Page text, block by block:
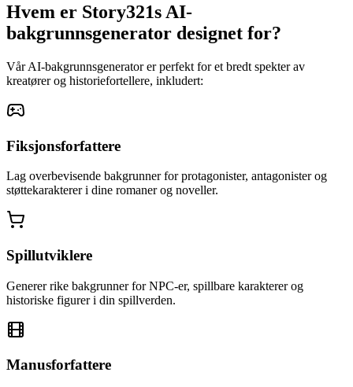
Hvem er Story321s AI-
bakgrunnsgenerator designet for?
Vår AI-bakgrunnsgenerator er perfekt for et bredt spekter av
kreatører og historiefortellere, inkludert:
Fiksjonsforfattere
Lag overbevisende bakgrunner for protagonister, antagonister og
støttekarakterer i dine romaner og noveller.
Spillutviklere
Generer rike bakgrunner for NPC-er, spillbare karakterer og
historiske figurer i din spillverden.
Manusforfattere